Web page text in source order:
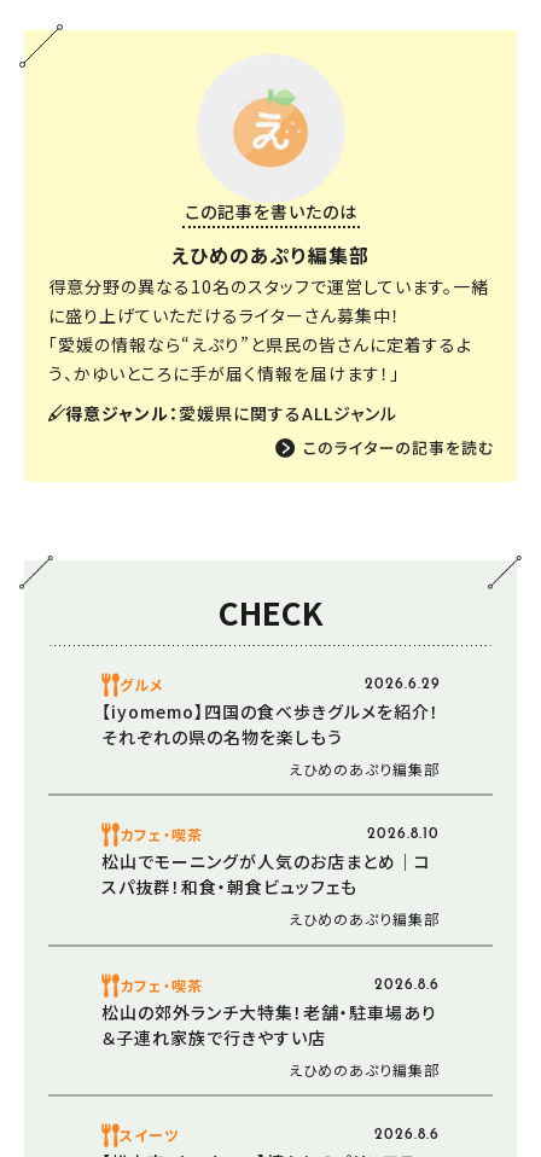
この記事を書いたのは
えひめのあぷり編集部
得意分野の異なる10名のスタッフで運営しています。一緒
に盛り上げていただけるライターさん募集中！
「愛媛の情報なら“えぷり”と県民の皆さんに定着するよ
う、かゆいところに手が届く情報を届けます！」
得意ジャンル： 愛媛県に関するALLジャンル
CHECK
グルメ 2026.6.29
【iyomemo】四国の食べ歩きグルメを紹介！
それぞれの県の名物を楽しもう
えひめのあぷり編集部
カフェ・喫茶 2026.8.10
松山でモーニングが人気のお店まとめ｜コ
スパ抜群！和食・朝食ビュッフェも
えひめのあぷり編集部
カフェ・喫茶 2026.8.6
松山の郊外ランチ大特集！老舗・駐車場あり
＆子連れ家族で行きやすい店
えひめのあぷり編集部
スイーツ 2026.8.6